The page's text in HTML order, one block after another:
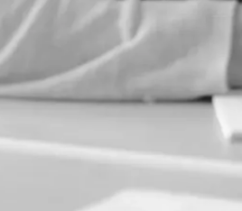
ギバーテイクオール株式会社 / Other